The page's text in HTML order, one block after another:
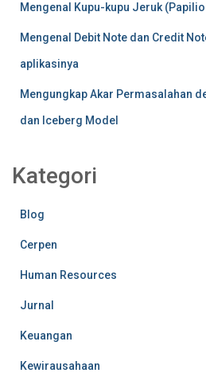
Mengenal Kupu-kupu Jeruk
Mengenal Debit Note dan Credit
aplikasinya
Mengungkap Akar Permasalahan
dan Iceberg Model
Kategori
Blog
Cerpen
Human Resources
Jurnal
Keuangan
Kewirausahaan